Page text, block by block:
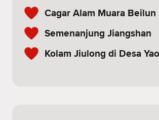
Cagar Alam Muara Beilun
Semenanjung Jiangshan
Kolam Jiulong di Desa Yao